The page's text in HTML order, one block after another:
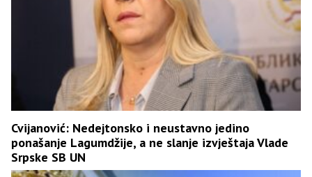
Cvijanović: Nedejtonsko i neustavno jedino
ponašanje Lagumdžije, a ne slanje izvještaja Vlade
Srpske SB UN